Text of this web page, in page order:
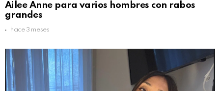
Ailee Anne para varios hombres con rabos
grandes
hace 3 meses